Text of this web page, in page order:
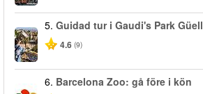
5. Guidad tur i Gaudi's Park Güell
4.6 (9)
6. Barcelona Zoo: gå före i kön